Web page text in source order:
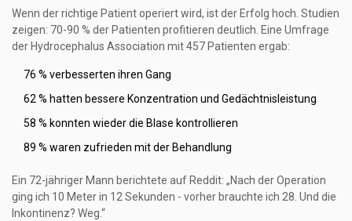
Wenn der richtige Patient operiert wird, ist der Erfolg hoch. Studien
zeigen: 70-90 % der Patienten profitieren deutlich. Eine Umfrage
der Hydrocephalus Association mit 457 Patienten ergab:
76 % verbesserten ihren Gang
62 % hatten bessere Konzentration und Gedächtnisleistung
58 % konnten wieder die Blase kontrollieren
89 % waren zufrieden mit der Behandlung
Ein 72-jähriger Mann berichtete auf Reddit: „Nach der Operation
ging ich 10 Meter in 12 Sekunden - vorher brauchte ich 28. Und die
Inkontinenz? Weg.“